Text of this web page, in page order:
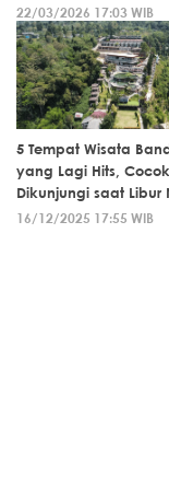
22/03/2026 17:03 WIB
5 Tempat Wisata
yang Lagi Hits, Cocok
Dikunjungi saat Libur
16/12/2025 17:55 WIB